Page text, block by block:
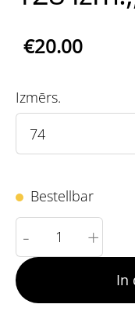
€20.00
Izmērs.
Bestellbar
- +
In